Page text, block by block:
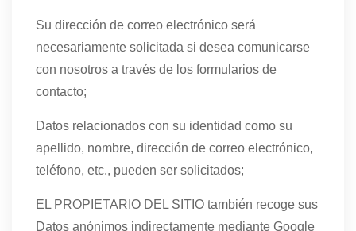
Su dirección de correo electrónico será
necesariamente solicitada si desea comunicarse
con nosotros a través de los formularios de
contacto;
Datos relacionados con su identidad como su
apellido, nombre, dirección de correo electrónico,
teléfono, etc., pueden ser solicitados;
EL PROPIETARIO DEL SITIO también recoge sus
Datos anónimos indirectamente mediante Google